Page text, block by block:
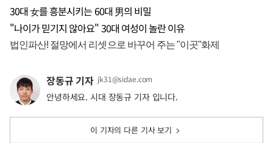
30대 女를 흥분시키는 60대 男의 비밀
"나이가 믿기지 않아요" 30대 여성이 놀란 이유
장동규 기자 jk31@sidae.com
안녕하세요. 시대 장동규 기자 입니다.
이 기자의 다른 기사 보기